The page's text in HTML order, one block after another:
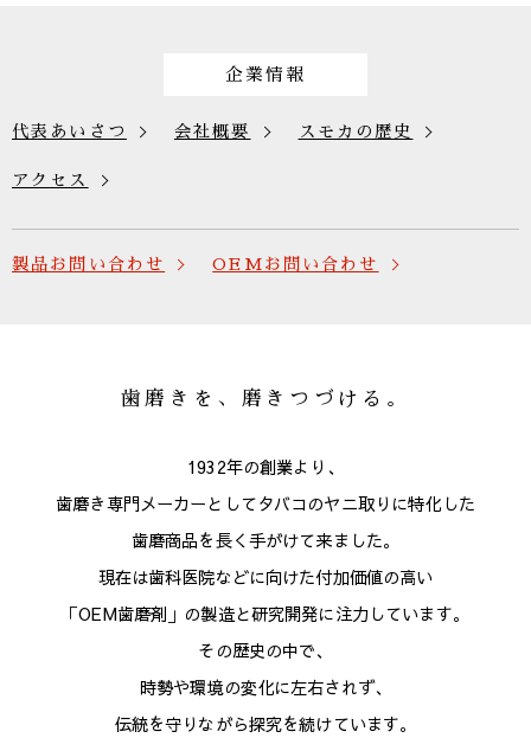
企業情報
代表あいさつ 会社概要 スモカの歴史
アクセス
製品お問い合わせ OEMお問い合わせ
歯磨きを、磨きつづける。
1932年の創業より、
歯磨き専門メーカーとしてタバコのヤニ取りに特化した
歯磨商品を長く手がけて来ました。
現在は歯科医院などに向けた付加価値の高い
「OEM歯磨剤」の製造と研究開発に注力しています。
その歴史の中で、
時勢や環境の変化に左右されず、
伝統を守りながら探究を続けています。